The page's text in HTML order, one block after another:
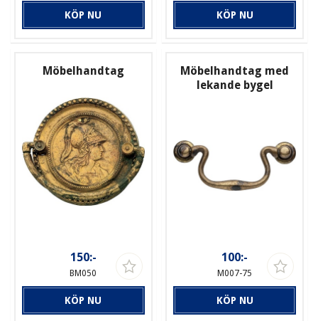
KÖP NU KÖP NU
Möbelhandtag
150:-
BM050
KÖP NU
Möbelhandtag med
lekande bygel
100:-
M007-75
KÖP NU